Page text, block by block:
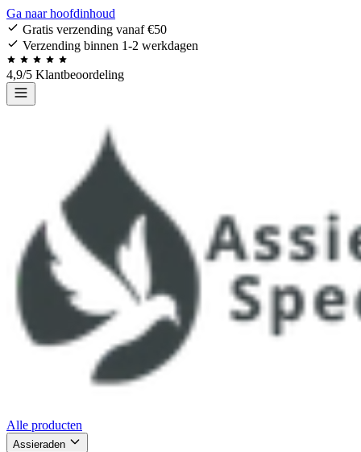
Ga naar hoofdinhoud
Gratis verzending vanaf €50
Verzending binnen 1-2 werkdagen
4,9/5 Klantbeoordeling
Alle producten
Assieraden